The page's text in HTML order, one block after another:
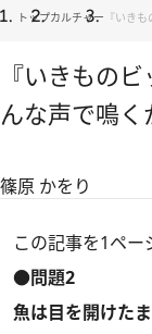
トップカルチャー 『いき
『いきもの
んな声で鳴く
篠原 かをり
この記事を1ペー
●問題2
魚は目を開けたま